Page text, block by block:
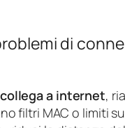
di
a internet,
filtri MAC o limiti